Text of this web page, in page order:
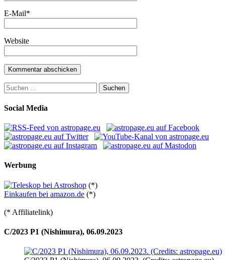
E-Mail*
Website
Suchen
nach:
Social Media
Werbung
(*)
Einkaufen bei amazon.de (*)
(* Affiliatelink)
C/2023 P1 (Nishimura), 06.09.2023